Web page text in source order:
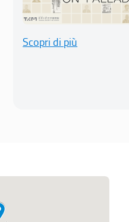
Scopri di più